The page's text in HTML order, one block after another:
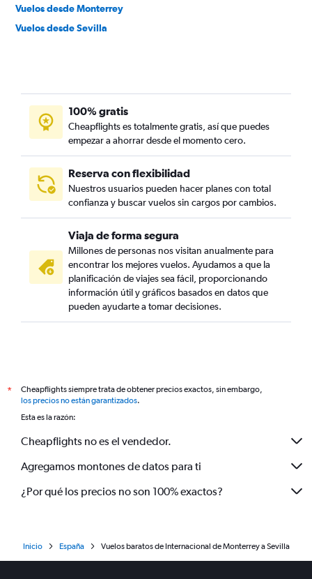
Vuelos desde Monterrey
Vuelos desde Sevilla
100% gratis
Cheapflights es totalmente gratis, así que puedes
empezar a ahorrar desde el momento cero.
Reserva con flexibilidad
Nuestros usuarios pueden hacer planes con total
confianza y buscar vuelos sin cargos por cambios.
Viaja de forma segura
Millones de personas nos visitan anualmente para
encontrar los mejores vuelos. Ayudamos a que la
planificación de viajes sea fácil, proporcionando
información útil y gráficos basados en datos que
pueden ayudarte a tomar decisiones.
*
Cheapflights siempre trata de obtener precios exactos, sin embargo,
los precios no están garantizados.
Esta es la razón:
Cheapflights no es el vendedor.
Agregamos montones de datos para ti
¿Por qué los precios no son 100% exactos?
Inicio España Vuelos baratos de Internacional de Monterrey a Sevilla